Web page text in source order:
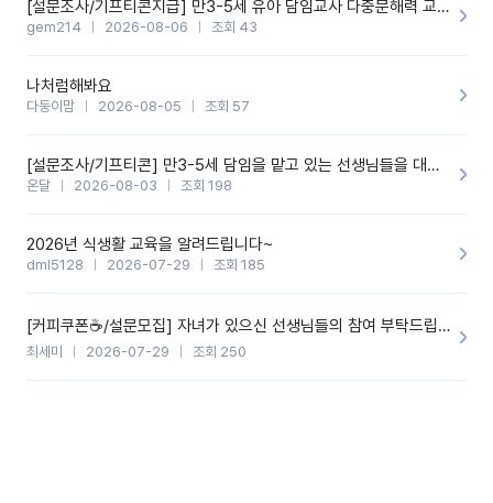
[설문조사/기프티콘지급] 만3-5세 유아 담임교사 다중문해력 교육 증진을 위한 설문조사
gem214 2026-08-06 조회 43
나처럼해봐요
다둥이맘 2026-08-05 조회 57
[설문조사/기프티콘] 만3-5세 담임을 맡고 있는 선생님들을 대상으로 설문조사를 합니다!
온달 2026-08-03 조회 198
2026년 식생활 교육을 알려드립니다~
dml5128 2026-07-29 조회 185
[커피쿠폰☕️/설문모집] 자녀가 있으신 선생님들의 참여 부탁드립니다!!
최세미 2026-07-29 조회 250